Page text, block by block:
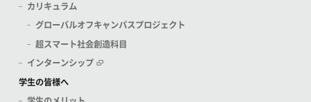
カリキュラム
グローバルオフキャンパスプロジェクト
超スマート社会創造科目
インターンシップ
学生の皆様へ